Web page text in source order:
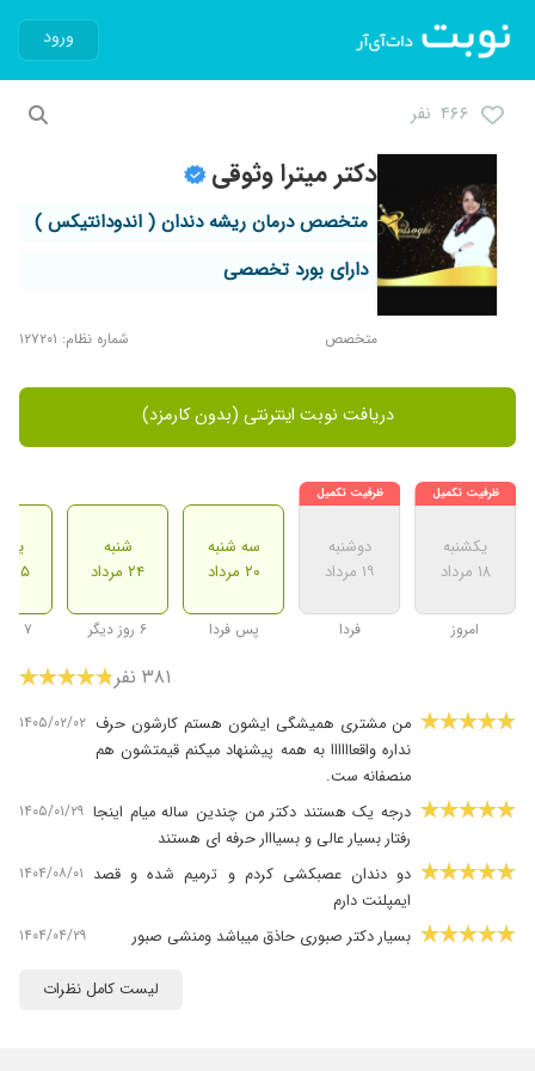
ورود
۴۶۶ نفر
دکتر میترا وثوقی
متخصص درمان ریشه دندان ( اندودانتیکس )
دارای بورد تخصصی
متخصص شماره نظام: ۱۲۷۲۰۱
دریافت نوبت اینترنتی (بدون کارمزد)
یکشنبه
۱۸ مرداد
امروز
دوشنبه
۱۹ مرداد
فردا
سه شنبه
۲۰ مرداد
پس فردا
شنبه
۲۴ مرداد
۶ روز دیگر
۲۵ مرداد
۷ روز دیگر
۳۸۱ نفر
من مشتری همیشگی ایشون هستم کارشون حرف
نداره واقعاااااا به همه پیشنهاد میکنم قیمتشون هم
منصفانه ست.
۱۴۰۵/۰۲/۰۲
درجه یک هستند دکتر من چندین ساله میام اینجا
رفتار بسیار عالی و بسیااار حرفه ای هستند
۱۴۰۵/۰۱/۲۹
دو دندان عصبکشی کردم و ترمیم شده و قصد
ایمپلنت دارم
۱۴۰۴/۰۸/۰۱
بسیار دکتر صبوری حاذق میباشد ومنشی صبور ۱۴۰۴/۰۴/۲۹
تمام سوالات با حوصله و در مقایسه با تجارب قبلی
لیست کامل نظرات